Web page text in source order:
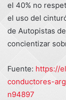
el 40% no
el uso del
de Autopistas
concientizar
Fuente: https://
conductores-
n94897